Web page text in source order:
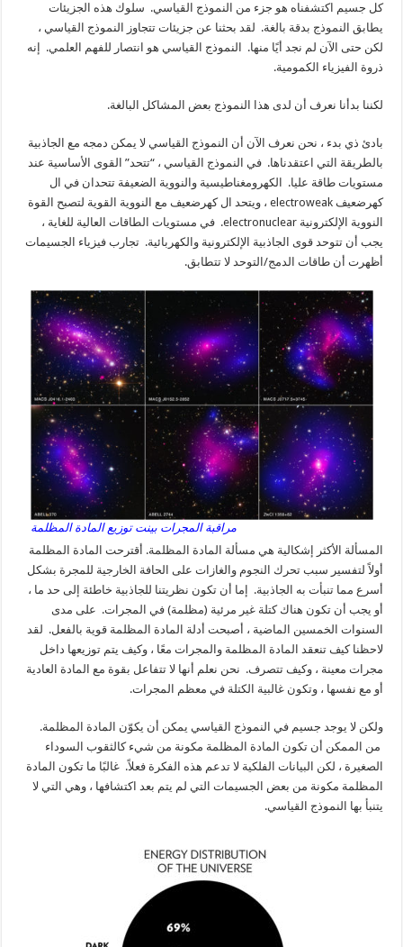
كل جسيم اكتشفناه هو جزء من النموذج القياسي. سلوك هذه الجزيئات
يطابق النموذج بدقة بالغة. لقد بحثنا عن جزيئات تتجاوز النموذج القياسي ،
لكن حتى الآن لم نجد أيًا منها. النموذج القياسي هو انتصار للفهم العلمي. إنه
ذروة الفيزياء الكمومية.
لكننا بدأنا نعرف أن لدى هذا النموذج بعض المشاكل البالغة.
بادئ ذي بدء ، نحن نعرف الآن أن النموذج القياسي لا يمكن دمجه مع الجاذبية
بالطريقة التي اعتقدناها. في النموذج القياسي ، “تتحد” القوى الأساسية عند
مستويات طاقة عليا. الكهرومغناطيسية والنووية الضعيفة تتحدان في ال
كهرضعيف electroweak ، ويتحد ال كهرضعيف مع النووية القوية لتصبح القوة
النووية الإلكترونية electronuclear. في مستويات الطاقات العالية للغاية ،
يجب أن تتوحد قوى الجاذبية الإلكترونية والكهربائية. تجارب فيزياء الجسيمات
أظهرت أن طاقات الدمج/التوحد لا تتطابق.
مراقبة المجرات بينت توزيع المادة المظلمة
المسألة الأكثر إشكالية هي مسألة المادة المظلمة. أقترحت المادة المظلمة
أولاً لتفسير سبب تحرك النجوم والغازات على الحافة الخارجية للمجرة بشكل
أسرع مما تنبأت به الجاذبية. إما أن تكون نظريتنا للجاذبية خاطئة إلى حد ما ،
أو يجب أن تكون هناك كتلة غير مرئية (مظلمة) في المجرات. على مدى
السنوات الخمسين الماضية ، أصبحت أدلة المادة المظلمة قوية بالفعل. لقد
لاحظنا كيف تنعقد المادة المظلمة والمجرات معًا ، وكيف يتم توزيعها داخل
مجرات معينة ، وكيف تتصرف. نحن نعلم أنها لا تتفاعل بقوة مع المادة العادية
أو مع نفسها ، وتكون غالبية الكتلة في معظم المجرات.
ولكن لا يوجد جسيم في النموذج القياسي يمكن أن يكوّن المادة المظلمة.
من الممكن أن تكون المادة المظلمة مكونة من شيء كالثقوب السوداء
الصغيرة ، لكن البيانات الفلكية لا تدعم هذه الفكرة فعلاً. غالبًا ما تكون المادة
المظلمة مكونة من بعض الجسيمات التي لم يتم بعد اكتشافها ، وهي التي لا
يتنبأ بها النموذج القياسي.